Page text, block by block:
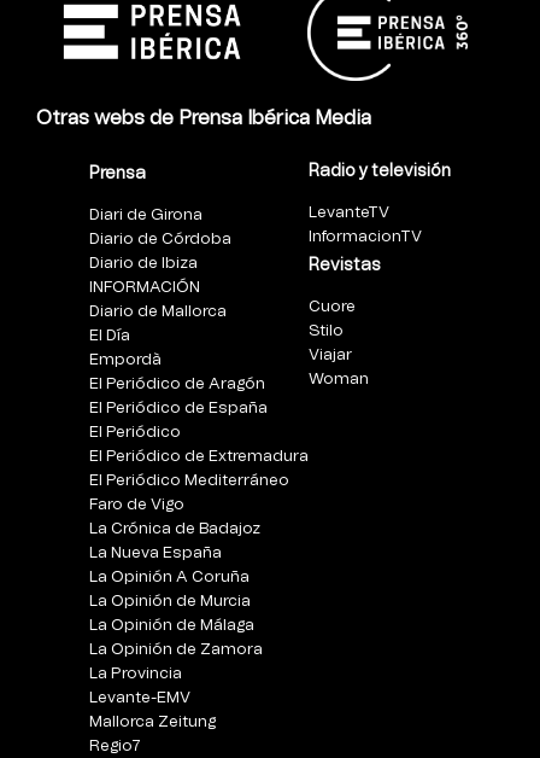
Otras webs de Prensa Ibérica Media
Prensa
Diari de Girona
Diario de Córdoba
Diario de Ibiza
INFORMACIÓN
Diario de Mallorca
El Día
Empordà
El Periódico de Aragón
El Periódico de España
El Periódico
El Periódico de Extremadura
El Periódico Mediterráneo
Faro de Vigo
La Crónica de Badajoz
La Nueva España
La Opinión A Coruña
La Opinión de Murcia
La Opinión de Málaga
La Opinión de Zamora
La Provincia
Levante-EMV
Mallorca Zeitung
Regio7
Radio y televisión
LevanteTV
InformacionTV
Revistas
Cuore
Stilo
Viajar
Woman